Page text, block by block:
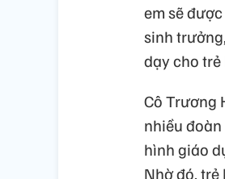
em sẽ
sinh
dạy cho
Cô Trương
nhiều
hình giáo
Nhờ đó,